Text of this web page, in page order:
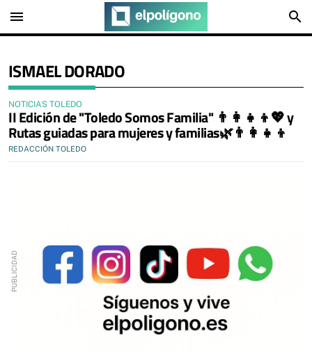
menu search
ISMAEL DORADO
NOTICIAS TOLEDO
II Edición de "Toledo Somos Familia" 👨‍👩‍👧‍👦💖 y
Rutas guiadas para mujeres y familias🌿👨‍👩‍👧‍👦
REDACCIÓN TOLEDO